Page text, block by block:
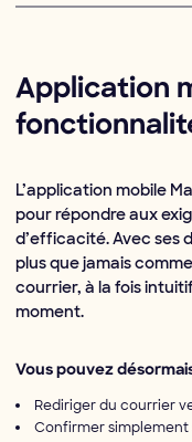
Application
L’application mobile
pour répondre aux
d’efficacité. Avec ses
plus que jamais
courrier, à la fois
moment.
Vous pouvez
Rediriger du courrier
Confirmer simplement